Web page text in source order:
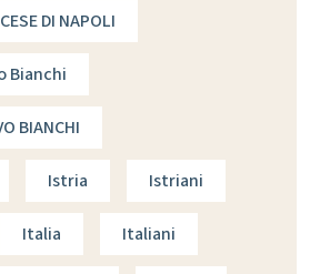
DI NAPOLI
Bianchi
BIANCHI
Istria Istriani
Italia Italiani